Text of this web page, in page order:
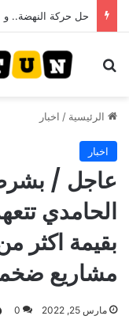
بحث عن
الرئيسية / اخبار
اخبار
عاجل /
الحامدي
مشاريع
مارس 25, 2022 0